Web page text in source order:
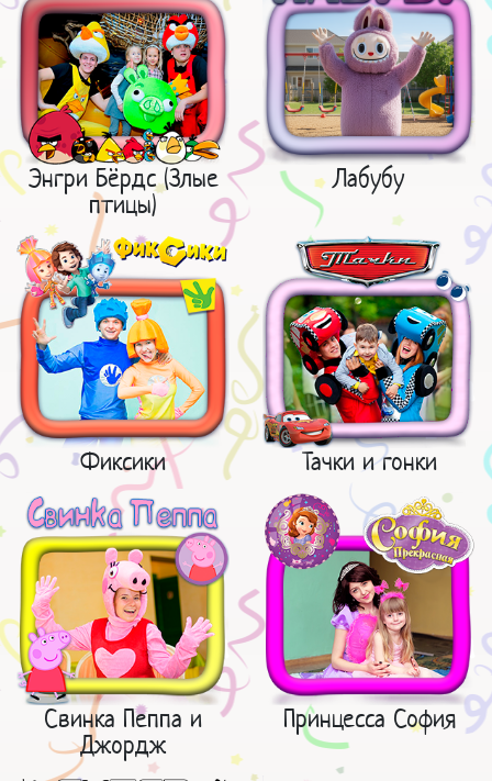
Энгри Бёрдс (Злые
птицы)
Лабубу
Фиксики Тачки и гонки
Свинка Пеппа и
Джордж
Принцесса София